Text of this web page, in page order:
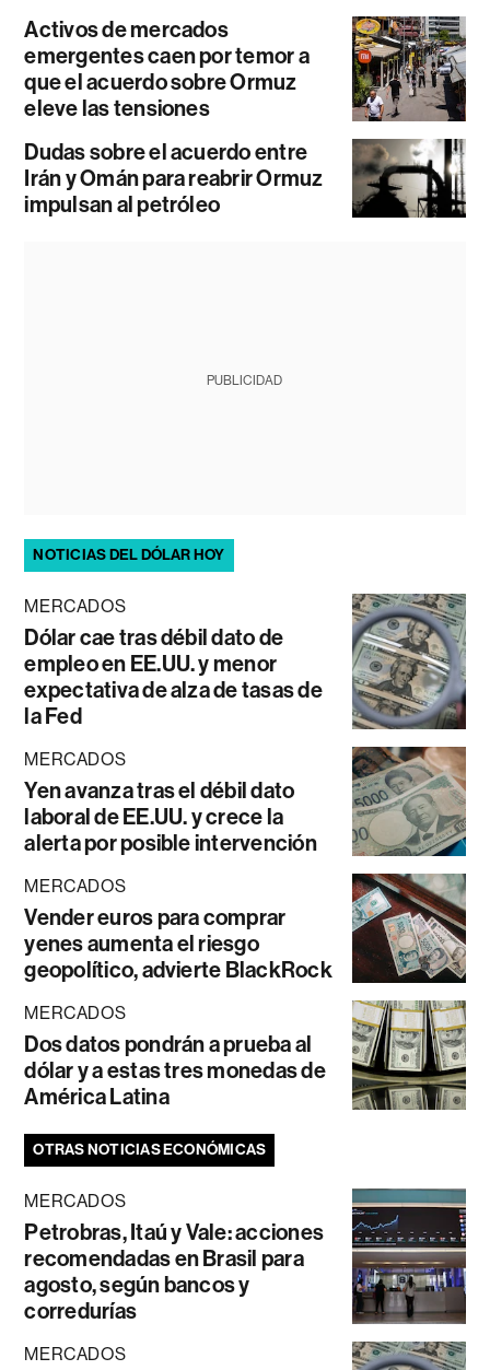
Activos de mercados
emergentes caen por temor a
que el acuerdo sobre Ormuz
eleve las tensiones
Dudas sobre el acuerdo entre
Irán y Omán para reabrir Ormuz
impulsan al petróleo
PUBLICIDAD
NOTICIAS DEL DÓLAR HOY
MERCADOS
Dólar cae tras débil dato de
empleo en EE.UU. y menor
expectativa de alza de tasas de
la Fed
MERCADOS
Yen avanza tras el débil dato
laboral de EE.UU. y crece la
alerta por posible intervención
MERCADOS
Vender euros para comprar
yenes aumenta el riesgo
geopolítico, advierte BlackRock
MERCADOS
Dos datos pondrán a prueba al
dólar y a estas tres monedas de
América Latina
OTRAS NOTICIAS ECONÓMICAS
MERCADOS
Petrobras, Itaú y Vale: acciones
recomendadas en Brasil para
agosto, según bancos y
corredurías
MERCADOS